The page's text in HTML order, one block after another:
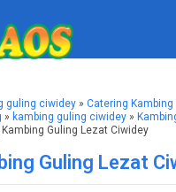
guling ciwidey » Catering
» kambing guling ciwidey »
Guling Lezat Ciwidey
Guling Lezat